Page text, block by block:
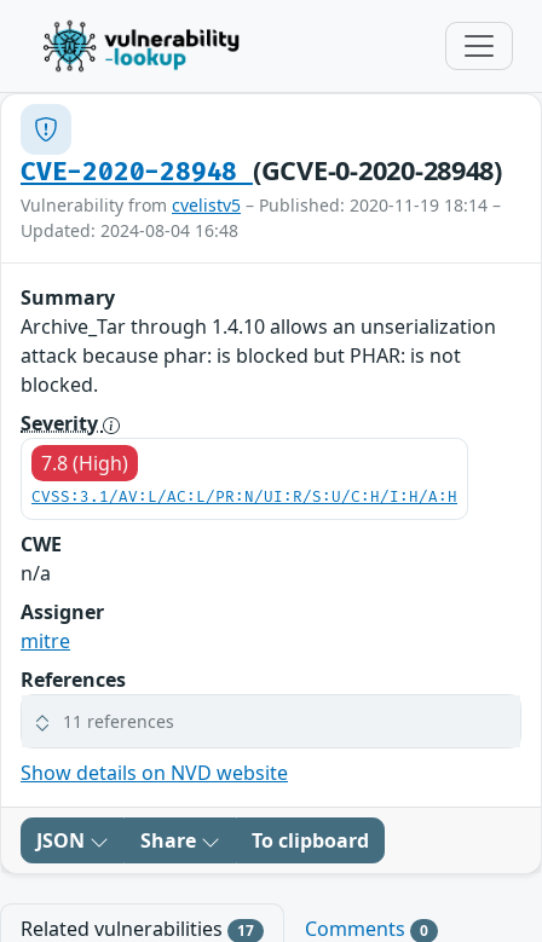
CVE-2020-28948 (GCVE-0-2020-28948)
Vulnerability from cvelistv5 – Published: 2020-11-19 18:14 –
Updated: 2024-08-04 16:48
Summary
Archive_Tar through 1.4.10 allows an unserialization
attack because phar: is blocked but PHAR: is not
blocked.
Severity
7.8 (High)
CVSS:3.1/AV:L/AC:L/PR:N/UI:R/S:U/C:H/I:H/A:H
CWE
n/a
Assigner
mitre
References
11 references
Show details on NVD website
JSON Share To clipboard
Related vulnerabilities 17 Comments 0